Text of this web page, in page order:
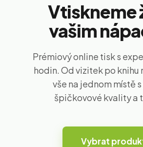
Vtiskneme
vašim
Prémiový online tisk s
hodin. Od vizitek po knihu
vše na jednom místě
špičkovové kvality a
Vybrat